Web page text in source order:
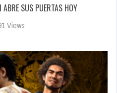
SUS PUERTAS HOY
Views